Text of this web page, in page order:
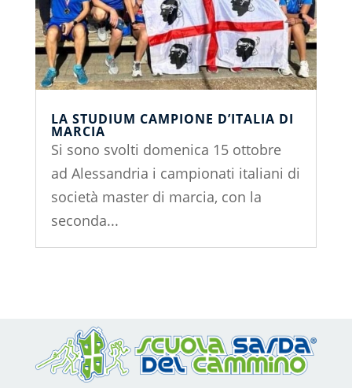
LA STUDIUM CAMPIONE D’ITALIA DI
MARCIA
Si sono svolti domenica 15 ottobre
ad Alessandria i campionati italiani di
società master di marcia, con la
seconda...